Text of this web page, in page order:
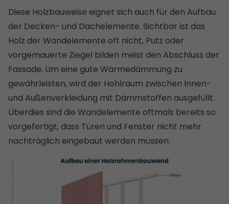
Diese Holzbauweise eignet sich auch für den Aufbau
der Decken- und Dachelemente. Sichtbar ist das
Holz der Wandelemente oft nicht, Putz oder
vorgemauerte Ziegel bilden meist den Abschluss der
Fassade. Um eine gute Wärmedämmung zu
gewährleisten, wird der Hohlraum zwischen Innen-
und Außenverkleidung mit Dämmstoffen ausgefüllt.
Überdies sind die Wandelemente oftmals bereits so
vorgefertigt, dass Türen und Fenster nicht mehr
nachträglich eingebaut werden müssen.